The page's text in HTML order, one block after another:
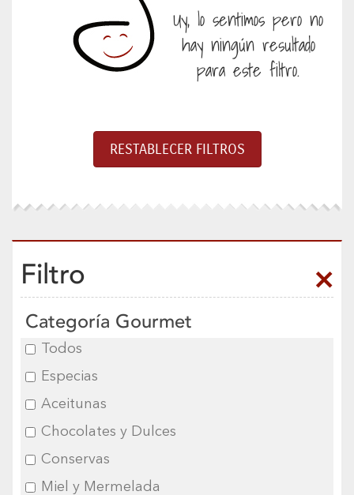
Uy, lo sentimos pero no
hay ningún resultado
para este filtro.
Filtro
Categoría Gourmet
Todos
Especias
Aceitunas
Chocolates y Dulces
Conservas
Miel y Mermelada